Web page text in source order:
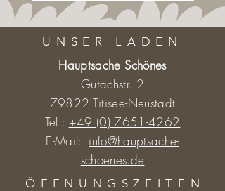
UNSER LADEN
Hauptsache Schönes
Gutachstr. 2
79822 Titisee-Neustadt
Tel.: +49 (0) 7651-4262
E-Mail: info@hauptsache-
schoenes.de
ÖFFNUNGSZEITE N